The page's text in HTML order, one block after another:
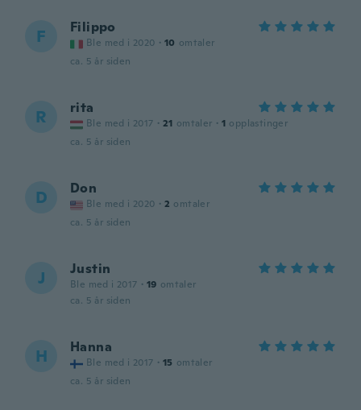
F Filippo
Ble med i 2020 · 10 omtaler
ca. 5 år siden
R rita
Ble med i 2017 · 21 omtaler · 1 opplastinger
ca. 5 år siden
D Don
Ble med i 2020 · 2 omtaler
ca. 5 år siden
J Justin
Ble med i 2017 · 19 omtaler
ca. 5 år siden
H Hanna
Ble med i 2017 · 15 omtaler
ca. 5 år siden